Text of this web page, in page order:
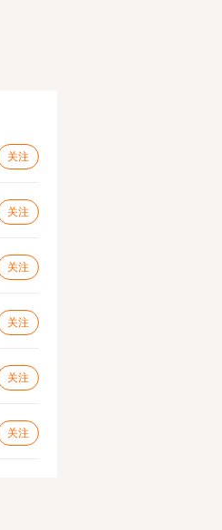
关注
关注
关注
关注
关注
关注